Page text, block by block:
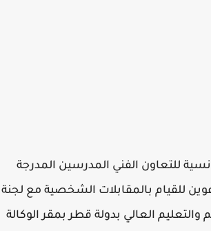
للتعاون الفني المدرسين المدرجة
للقيام بالمقابلات الشخصية مع لجنة
العالي بدولة قطر بمقر الوكالة